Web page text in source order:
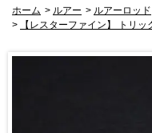
ホーム > ルアー > ルアーロッド
>
【レスターファイン】 トリ